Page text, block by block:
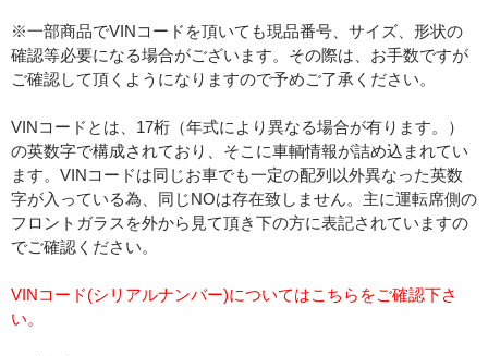
※一部商品でVINコードを頂いても現品番号、サイズ、形状の
確認等必要になる場合がございます。その際は、お手数ですが
ご確認して頂くようになりますので予めご了承ください。
VINコードとは、17桁（年式により異なる場合が有ります。）
の英数字で構成されており、そこに車輌情報が詰め込まれてい
ます。VINコードは同じお車でも一定の配列以外異なった英数
字が入っている為、同じNOは存在致しません。主に運転席側の
フロントガラスを外から見て頂き下の方に表記されていますの
でご確認ください。
VINコード(シリアルナンバー)についてはこちらをご確認下さ
い。